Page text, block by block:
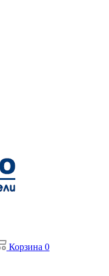
Корзина 0